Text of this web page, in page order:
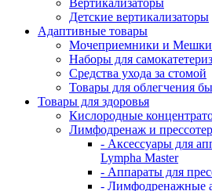
Вертикализаторы
Детские вертикализаторы
Адаптивные товары
Мочеприемники и Мешки
Наборы для
Средства ухода за стомой
Товары для облегчения
Товары для здоровья
Кислородные
Лимфодренаж и
- Аксессуары для
Lympha Master
- Аппараты для
- Лимфодренажные